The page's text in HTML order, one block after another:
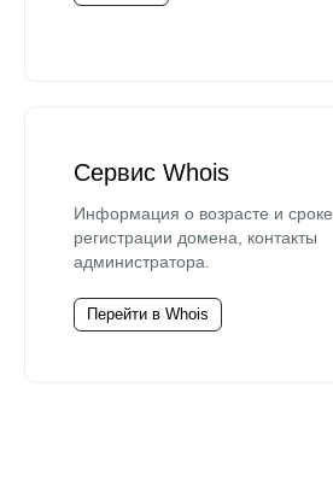
Сервис Whois
Информация о возрасте и сроке
регистрации домена, контакты
администратора.
Перейти в Whois